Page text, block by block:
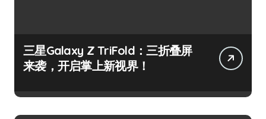
三星Galaxy Z TriFold：三折叠屏
来袭，开启掌上新视界！